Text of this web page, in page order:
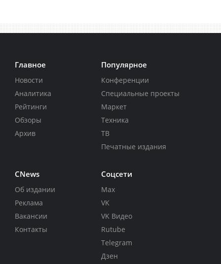
Главное
Новости
Аналитика
Рейтинги
Обзоры
Архив
Популярное
Конференции
Специальные проекты
Маркет
Техника
ТВ
Печатные издания
CNews
Об издании
Реклама
Вакансии
Контакты
Соцсети
Max
VK
VK Видео
Rutube
Telegram
Дзен